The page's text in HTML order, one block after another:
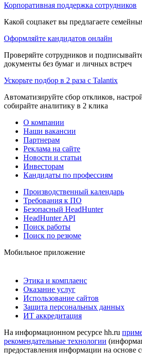
Корпоративная поддержка сотрудников
Какой соцпакет вы предлагаете
Оформляйте кандидатов онлайн
Проверяйте сотрудников и
документы без бумаг и личных встреч
Ускорьте подбор в 2 раза с Talantix
Автоматизируйте сбор откликов,
собирайте аналитику в 2 клика
О компании
Наши вакансии
Партнерам
Реклама на сайте
Новости и статьи
Инвесторам
Кандидаты по профессиям
Производственный календарь
Требования к ПО
Безопасный HeadHunter
HeadHunter API
Поиск работы
Поиск по резюме
Мобильное приложение
Этика и комплаенс
Оказание услуг
Использование сайтов
Защита персональных данных
ИТ аккредитация
На информационном ресурсе hh.ru
рекомендательные технологии
предоставления информации на основе